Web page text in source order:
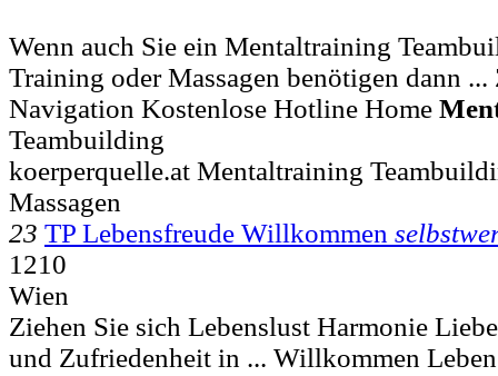
Wenn auch Sie ein Mentaltraining
Training oder Massagen benötigen dann
Navigation Kostenlose Hotline Home
Teambuilding
koerperquelle.at Mentaltraining
Massagen
23 TP Lebensfreude Willkommen
1210
Wien
Ziehen Sie sich Lebenslust Harmonie
und Zufriedenheit in ... Willkommen